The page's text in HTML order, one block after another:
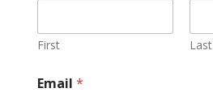
First Last
Email *